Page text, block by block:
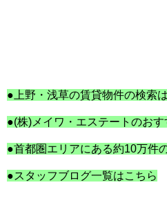
●上野・浅草の賃貸物件の検索
●(株)メイワ・エステートのお
●首都圏エリアにある約10万件
●スタッフブログ一覧はこちら